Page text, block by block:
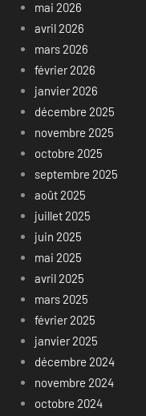
mai 2026
avril 2026
mars 2026
février 2026
janvier 2026
décembre 2025
novembre 2025
octobre 2025
septembre 2025
août 2025
juillet 2025
juin 2025
mai 2025
avril 2025
mars 2025
février 2025
janvier 2025
décembre 2024
novembre 2024
octobre 2024